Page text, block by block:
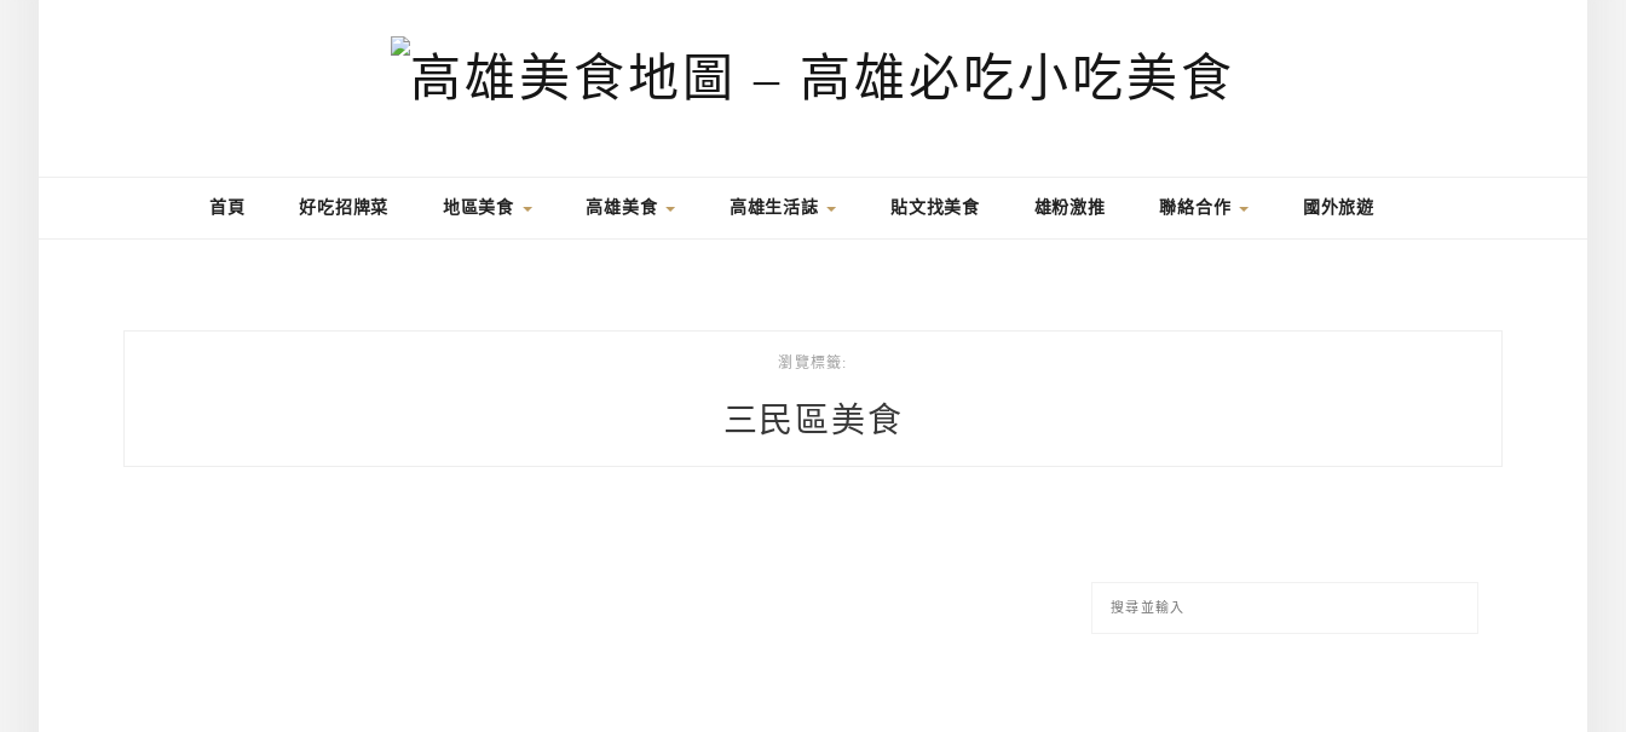
首頁 好吃招牌菜 地區美食 高雄美食 高雄生活誌 貼文找美食 雄粉激推 聯絡合作 國外旅遊
瀏覽標籤:
三民區美食